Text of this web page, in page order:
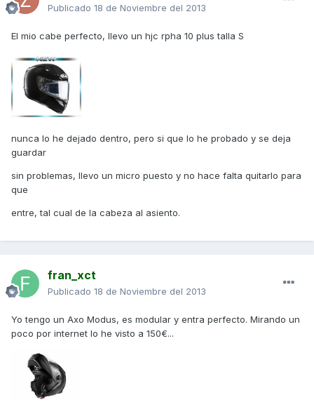
Publicado 18 de Noviembre del 2013
El mio cabe perfecto, llevo un hjc rpha 10 plus talla S
nunca lo he dejado dentro, pero si que lo he probado y se deja
guardar
sin problemas, llevo un micro puesto y no hace falta quitarlo para
que
entre, tal cual de la cabeza al asiento.
fran_xct
Publicado 18 de Noviembre del 2013
Yo tengo un Axo Modus, es modular y entra perfecto. Mirando un
poco por internet lo he visto a 150€...